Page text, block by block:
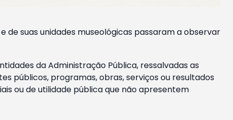
de suas unidades museológicas passaram a observar
da Administração Pública, ressalvadas as
públicos, programas, obras, serviços ou resultados
ou de utilidade pública que não apresentem